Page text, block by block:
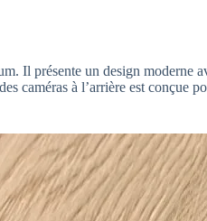
Il présente un design moderne
caméras à l’arrière est conçue